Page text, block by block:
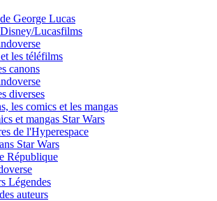
George Lucas
Lucasfilms
les téléfilms
canons
diverses
les comics et les mangas
et mangas Star Wars
de l'Hyperespace
Star Wars
République
Légendes
auteurs